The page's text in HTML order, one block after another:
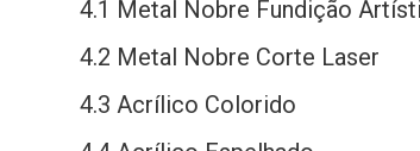
4.1 Metal Nobre Fundição
4.2 Metal Nobre Corte Laser
4.3 Acrílico Colorido